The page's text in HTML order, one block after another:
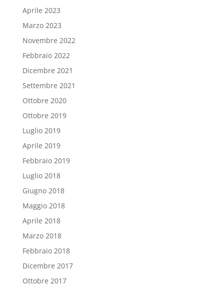
Aprile 2023
Marzo 2023
Novembre 2022
Febbraio 2022
Dicembre 2021
Settembre 2021
Ottobre 2020
Ottobre 2019
Luglio 2019
Aprile 2019
Febbraio 2019
Luglio 2018
Giugno 2018
Maggio 2018
Aprile 2018
Marzo 2018
Febbraio 2018
Dicembre 2017
Ottobre 2017